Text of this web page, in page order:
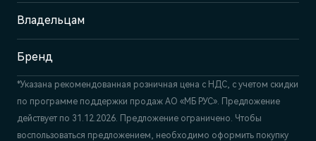
Отдел продаж и сервиса
+7 (351) 700-1-700
Владельцам
Бренд
*Указана рекомендованная розничная цена c НДС, с учетом скидки
по программе поддержки продаж АО «МБ РУС». Предложение
действует по 31.12.2026. Предложение ограничено. Чтобы
воспользоваться предложением, необходимо оформить покупку